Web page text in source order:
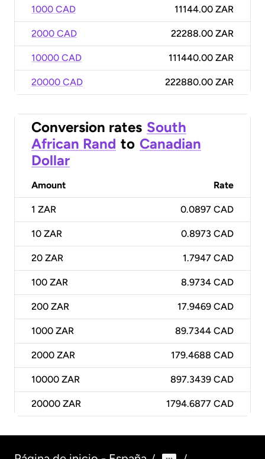
1000 CAD 11144.00 ZAR
2000 CAD 22288.00 ZAR
10000 CAD 111440.00 ZAR
20000 CAD 222880.00 ZAR
Conversion rates South
African Rand to Canadian
Dollar
Amount Rate
1 ZAR 0.0897 CAD
10 ZAR 0.8973 CAD
20 ZAR 1.7947 CAD
100 ZAR 8.9734 CAD
200 ZAR 17.9469 CAD
1000 ZAR 89.7344 CAD
2000 ZAR 179.4688 CAD
10000 ZAR 897.3439 CAD
20000 ZAR 1794.6877 CAD